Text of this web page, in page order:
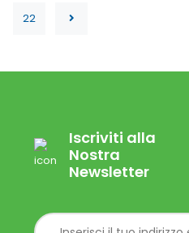
22
Iscriviti alla
Nostra
Newsletter